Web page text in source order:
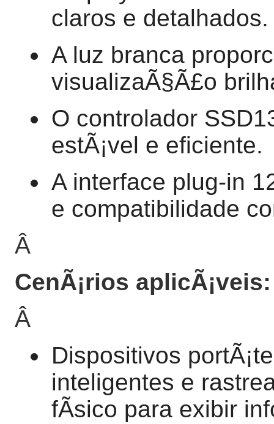
claros e detalhados.
A luz branca
visualizaÃ§Ã£o
O controlador
estÃ¡vel e eficiente.
A interface plug-in
e compatibilidade
Â
CenÃ¡rios aplicÃ¡veis:
Â
Dispositivos
inteligentes e
fÃ­sico para exibir